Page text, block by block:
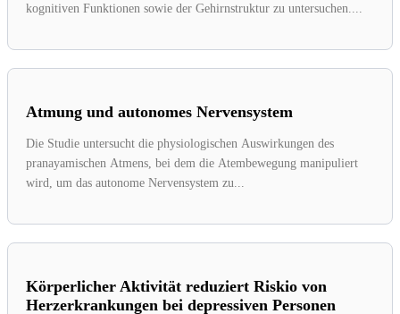
kognitiven Funktionen sowie der Gehirnstruktur zu untersuchen....
Atmung und autonomes Nervensystem
Die Studie untersucht die physiologischen Auswirkungen des
pranayamischen Atmens, bei dem die Atembewegung manipuliert
wird, um das autonome Nervensystem zu...
Körperlicher Aktivität reduziert Riskio von
Herzerkrankungen bei depressiven Personen